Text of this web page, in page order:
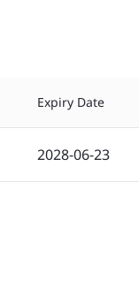
Expiry Date
2028-06-23